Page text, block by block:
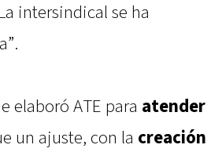
intersindical se ha
elaboró ATE para atender
un ajuste, con la creación